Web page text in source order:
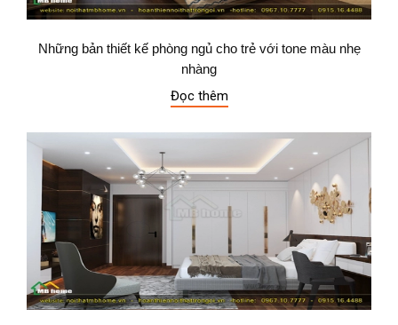
Những bản thiết kế phòng ngủ cho trẻ với tone màu nhẹ
nhàng
Đọc thêm